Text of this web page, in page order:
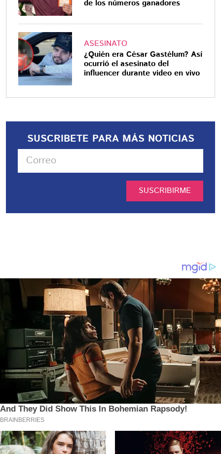
de los números ganadores
ASESINATO
¿Quién era César Gastélum? Así
ocurrió el asesinato del
influencer durante video en vivo
SUSCRIBETE PARA MÁS NOTICIAS
SUSCRIBIRME